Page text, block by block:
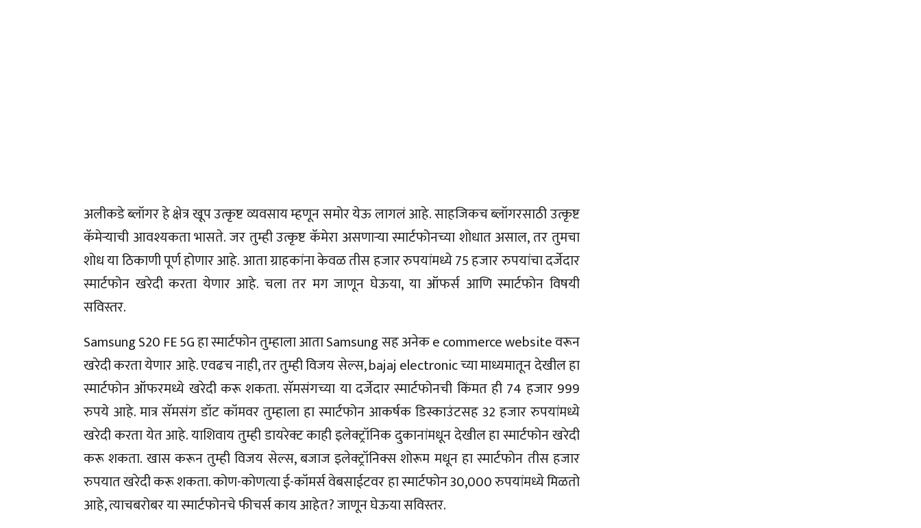
अलीकडे ब्लॉगर हे क्षेत्र खूप उत्कृष्ट व्यवसाय म्हणून समोर येऊ लागलं आहे. साहजिकच ब्लॉगरसाठी उत्कृष्ट
कॅमेऱ्याची आवश्यकता भासते. जर तुम्ही उत्कृष्ट कॅमेरा असणाऱ्या स्मार्टफोनच्या शोधात असाल, तर तुमचा
शोध या ठिकाणी पूर्ण होणार आहे. आता ग्राहकांना केवळ तीस हजार रुपयांमध्ये 75 हजार रुपयांचा दर्जेदार
स्मार्टफोन खरेदी करता येणार आहे. चला तर मग जाणून घेऊया, या ऑफर्स आणि स्मार्टफोन विषयी
सविस्तर.
Samsung S20 FE 5G हा स्मार्टफोन तुम्हाला आता Samsung सह अनेक e commerce website वरून
खरेदी करता येणार आहे. एवढच नाही, तर तुम्ही विजय सेल्स, bajaj electronic च्या माध्यमातून देखील हा
स्मार्टफोन ऑफरमध्ये खरेदी करू शकता. सॅमसंगच्या या दर्जेदार स्मार्टफोनची किंमत ही 74 हजार 999
रुपये आहे. मात्र सॅमसंग डॉट कॉमवर तुम्हाला हा स्मार्टफोन आकर्षक डिस्काउंटसह 32 हजार रुपयांमध्ये
खरेदी करता येत आहे. याशिवाय तुम्ही डायरेक्ट काही इलेक्ट्रॉनिक दुकानांमधून देखील हा स्मार्टफोन खरेदी
करू शकता. खास करून तुम्ही विजय सेल्स, बजाज इलेक्ट्रॉनिक्स शोरूम मधून हा स्मार्टफोन तीस हजार
रुपयात खरेदी करू शकता. कोण-कोणत्या ई-कॉमर्स वेबसाईटवर हा स्मार्टफोन 30,000 रुपयांमध्ये मिळतो
आहे, त्याचबरोबर या स्मार्टफोनचे फीचर्स काय आहेत? जाणून घेऊया सविस्तर.